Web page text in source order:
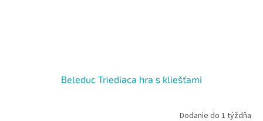
Beleduc Triediaca hra s kliešťami
Dodanie do 1 týždňa